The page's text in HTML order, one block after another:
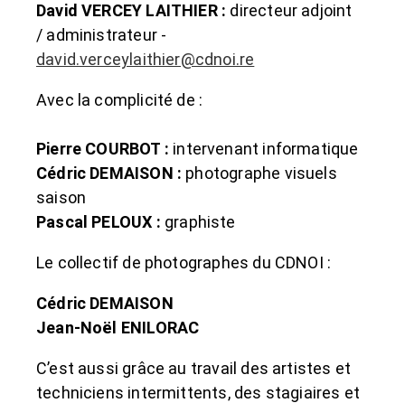
David VERCEY LAITHIER : directeur adjoint
/ administrateur -
david.verceylaithier@cdnoi.re
Avec la complicité de :
Pierre COURBOT : intervenant informatique
Cédric DEMAISON : photographe visuels
saison
Pascal PELOUX : graphiste
Le collectif de photographes du CDNOI :
Cédric DEMAISON
Jean-Noël ENILORAC
C’est aussi grâce au travail des artistes et
techniciens intermittents, des stagiaires et